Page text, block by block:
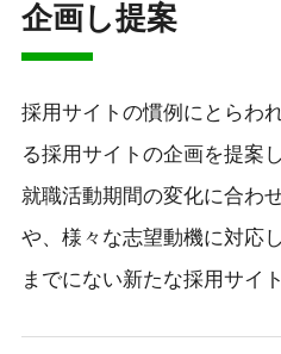
企画し提案
採用サイトの慣例にとらわ
る採用サイトの企画を提案
就職活動期間の変化に合わ
や、様々な志望動機に対応
までにない新たな採用サイ